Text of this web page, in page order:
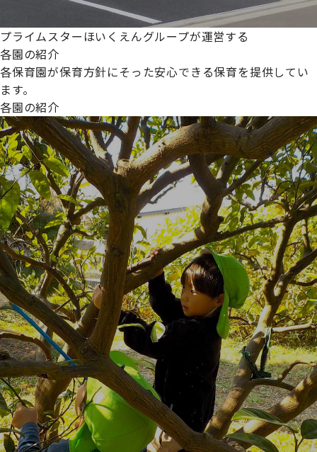
プライムスターほいくえんグループが運営する
各園の紹介
各保育園が保育方針にそった安心できる保育を提供してい
ます。
各園の紹介